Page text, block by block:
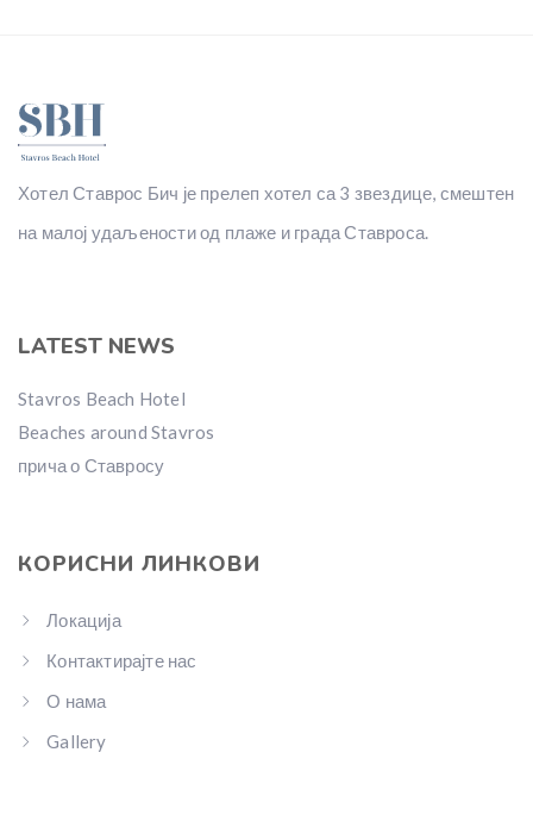
Хотел Ставрос Бич је прелеп хотел са 3 звездице, смештен
на малој удаљености од плаже и града Ставроса.
LATEST NEWS
Stavros Beach Hotel
Beaches around Stavros
прича о Ставросу
КОРИСНИ ЛИНКОВИ
Локација
Контактирајте нас
О нама
Gallery